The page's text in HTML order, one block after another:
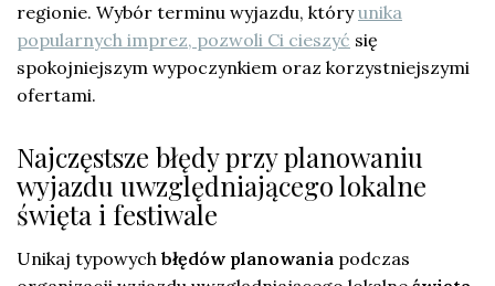
regionie. Wybór terminu wyjazdu, któryunika
popularnych imprez, pozwoli Ci cieszyć się
spokojniejszym wypoczynkiem oraz korzystniejszymi
ofertami.
Najczęstsze błędy przy planowaniu
wyjazdu uwzględniającego lokalne
święta i festiwale
Unikaj typowych błędów planowania podczas